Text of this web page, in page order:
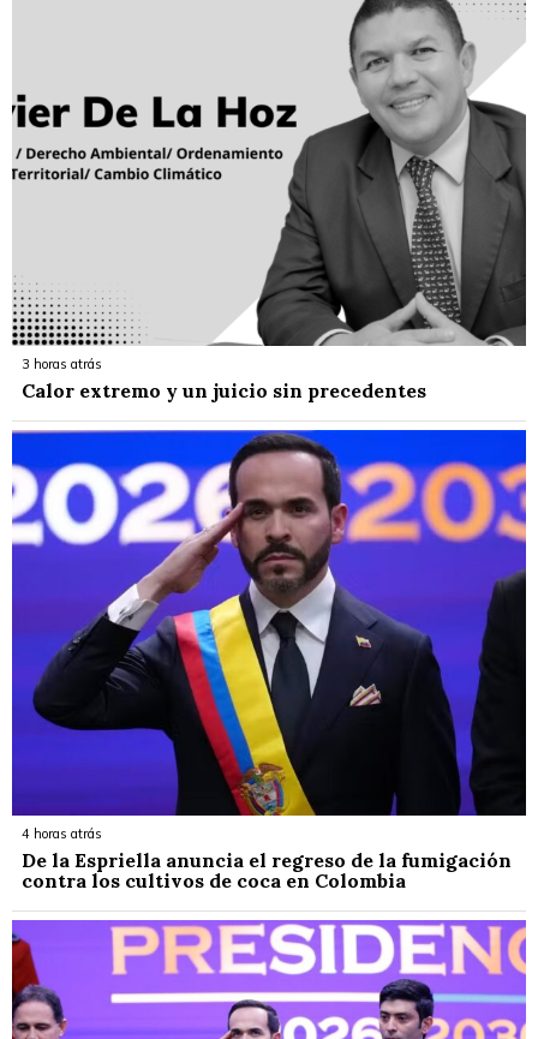
3 horas atrás
Calor extremo y un juicio sin precedentes
4 horas atrás
De la Espriella anuncia el regreso de la fumigación
contra los cultivos de coca en Colombia